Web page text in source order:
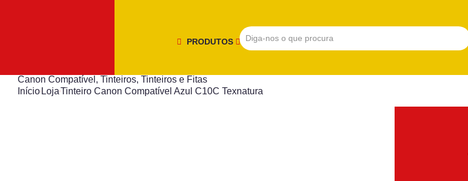
PRODUTOS
Canon Compatível , Tinteiros, Tinteiros e Fitas
Início LojaTinteiro Canon Compatível Azul C10C Texnatura